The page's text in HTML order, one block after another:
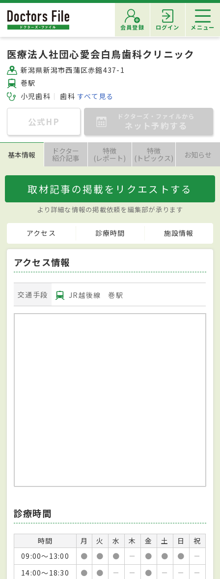
会員登録 ログイン メニュー
医療法人社団心愛会白鳥歯科クリニック
新潟県新潟市西蒲区赤鏥437-1
巻駅
小児歯科
歯科 すべて見る
公式HP ドクターズ・ファイルから
ネット予約する
基本情報 ドクター
紹介記事
特徴
(レポート)
特徴
(トピックス) お知らせ
取材記事の掲載をリクエストする
より詳細な情報の掲載依頼を編集部が承ります
アクセス 診療時間 施設情報
アクセス情報
交通手段 JR越後線 巻駅
診療時間
時間 月 火 水 木 金 土 日
祝
09:00～13:00
● ● ● － ● ● ●
－
14:00～18:30
● ● － － ● － － －